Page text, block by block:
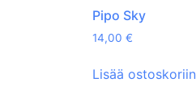
Pipo Sky
14,00€
Lisää ostoskoriin